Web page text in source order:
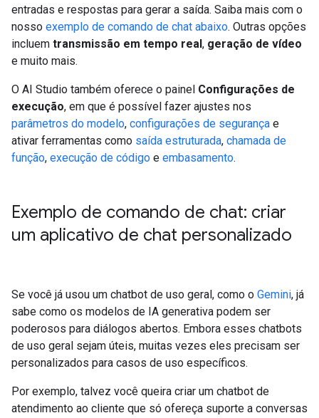
entradas e respostas para gerar a saída. Saiba mais com o
nosso exemplo de comando de chat abaixo. Outras opções
incluem transmissão em tempo real, geração de vídeo
e muito mais.
O AI Studio também oferece o painel Configurações de
execução, em que é possível fazer ajustes nos
parâmetros do modelo, configurações de segurança e
ativar ferramentas como saída estruturada, chamada de
função, execução de código e embasamento.
Exemplo de comando de chat: criar
um aplicativo de chat personalizado
Se você já usou um chatbot de uso geral, como o Gemini, já
sabe como os modelos de IA generativa podem ser
poderosos para diálogos abertos. Embora esses chatbots
de uso geral sejam úteis, muitas vezes eles precisam ser
personalizados para casos de uso específicos.
Por exemplo, talvez você queira criar um chatbot de
atendimento ao cliente que só ofereça suporte a conversas